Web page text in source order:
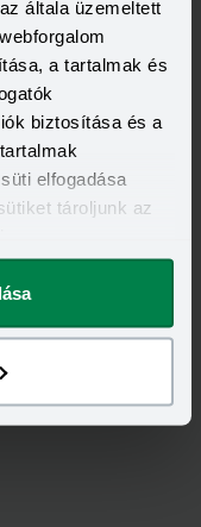
általa üzemeltett
a tartalmak és
biztosítása és a
elfogadása
tároljunk az